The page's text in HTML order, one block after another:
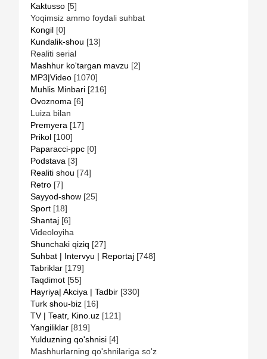
Kaktusso [5]
Yoqimsiz ammo foydali suhbat
Kongil [0]
Kundalik-shou [13]
Realiti serial
Mashhur ko'targan mavzu [2]
MP3|Video [1070]
Muhlis Minbari [216]
Ovoznoma [6]
Luiza bilan
Premyera [17]
Prikol [100]
Paparacci-ppc [0]
Podstava [3]
Realiti shou [74]
Retro [7]
Sayyod-show [25]
Sport [18]
Shantaj [6]
Videoloyiha
Shunchaki qiziq [27]
Suhbat | Intervyu | Reportaj [748]
Tabriklar [179]
Taqdimot [55]
Hayriya| Akciya | Tadbir [330]
Turk shou-biz [16]
TV | Teatr, Kino.uz [121]
Yangiliklar [819]
Yulduzning qo'shnisi [4]
Mashhurlarning qo'shnilariga so'z